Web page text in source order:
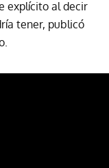
explícito al decir
tener, publicó